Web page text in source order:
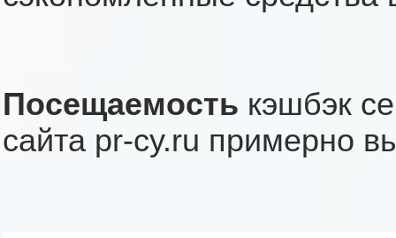
Посещаемость кэшбэк
сайта pr-cy.ru примерно